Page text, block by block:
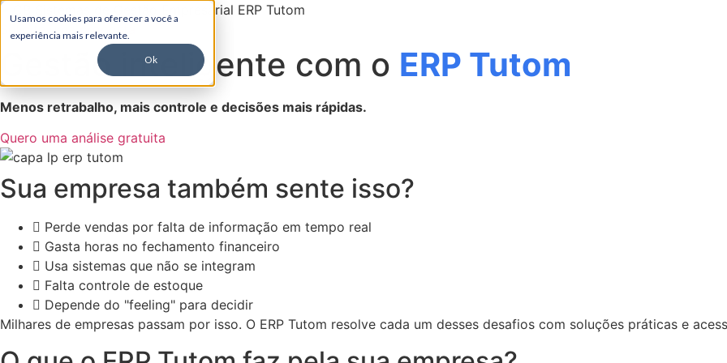
Usamos cookies para oferecer a você a
experiência mais relevante.
Ok
Solicite uma proposta
Gestão inteligente com o ERP Tutom
Menos retrabalho, mais controle e decisões mais rápidas.
Quero uma análise gratuita
Sua empresa também sente isso?
Perde vendas por falta de informação em tempo real
Gasta horas no fechamento financeiro
Usa sistemas que não se integram
Falta controle de estoque
Depende do "feeling" para decidir
Milhares de empresas passam por isso. O ERP Tutom resolve cada um desses desafios com soluções práticas e